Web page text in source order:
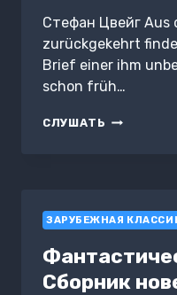
Стефан Цвейг Aus
zurückgekehrt
Brief einer ihm
schon früh…
СЛУШАТЬ BRIEF
ЗАРУБЕЖНАЯ
Сборник